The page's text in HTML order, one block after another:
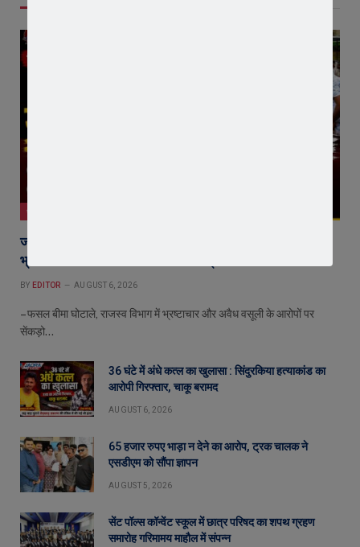
जावरा
जावरा में किसानों और कांग्रेस का जंगी प्रदर्शन, राजस्व विभाग में
भ्रष्टाचार और फसल बीमा पर जताया आक्रोश
BY EDITOR AUGUST 6, 2026
– फसल बीमा घोटाले, राजस्व विभाग में भ्रष्टाचार और अवैध वसूली के आरोपों पर
सेंकड़ो…
36 घंटे में अंधे कत्ल का खुलासा : सिंदुरकिया हत्याकांड का
आरोपी गिरफ्तार, चाकू बरामद
AUGUST 6, 2026
65 हजार रुपए भाड़ा न देने का आरोप, ट्रक चालक ने
एसडीएम को सौंपा ज्ञापन
AUGUST 5, 2026
सेंट पॉल्स कॉन्वेंट स्कूल में छात्र परिषद का शपथ ग्रहण
समारोह गरिमामय माहौल में संपन्न